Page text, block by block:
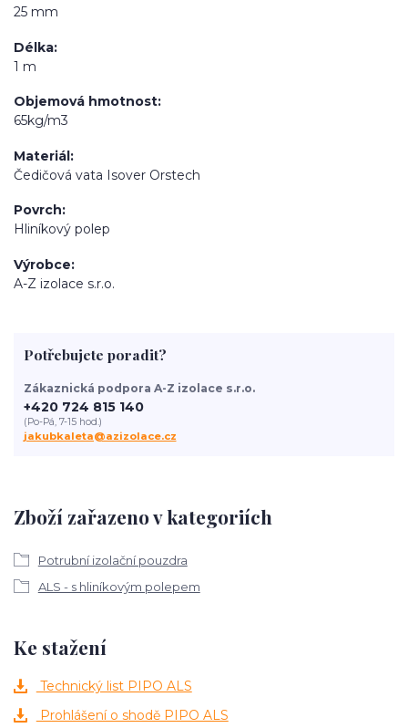
25 mm
Délka
1 m
Objemová hmotnost
65kg/m3
Materiál
Čedičová vata Isover Orstech
Povrch
Hliníkový polep
Výrobce
A-Z izolace s.r.o.
Zboží zařazeno v kategoriích
Potrubní izolační pouzdra
ALS - s hliníkovým polepem
Potřebujete poradit?
Zákaznická podpora A-Z izolace s.r.o.
+420 724 815 140
(Po-Pá, 7-15 hod.)
jakubkaleta@azizolace.cz
Ke stažení
Technický list PIPO ALS
Prohlášení o shodě PIPO ALS